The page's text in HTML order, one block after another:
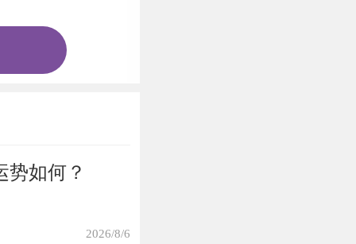
不如意。但
欲望很强，
势如何？
2026/8/6